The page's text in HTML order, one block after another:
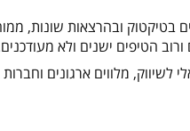
בטיקטוק ובהרצאות שונות,
מלווים ארגונים